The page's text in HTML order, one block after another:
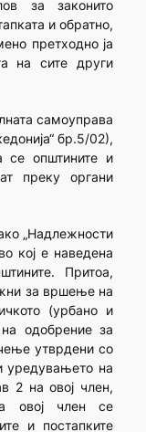
за законито
и обратно,
претходно ја
на сите други
самоуправа
бр.5/02),
се општините и
преку органи
„Надлежности
кој е наведена
Притоа,
за вршење на
(урбано и
одобрение за
утврдени со
уредувањето на
2 на овој член,
овој член се
и постапките